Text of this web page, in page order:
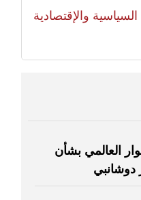
والإقتصادية
العالمي بشأن
دوشانبي